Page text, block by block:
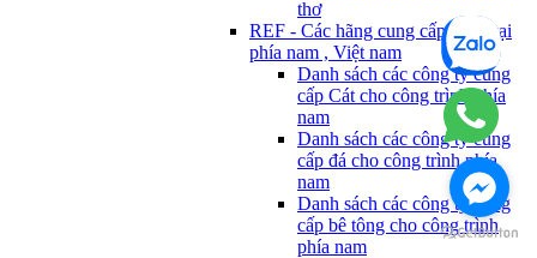
thơ
REF - Các hãng cung cấp Vlxd tại
phía nam , Việt nam
Danh sách các công ty cung
cấp Cát cho công trình phía
nam
Danh sách các công ty cung
cấp đá cho công trình phía
nam
Danh sách các công ty cung
cấp bê tông cho công trình
phía nam